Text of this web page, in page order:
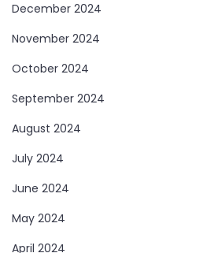
December 2024
November 2024
October 2024
September 2024
August 2024
July 2024
June 2024
May 2024
April 2024